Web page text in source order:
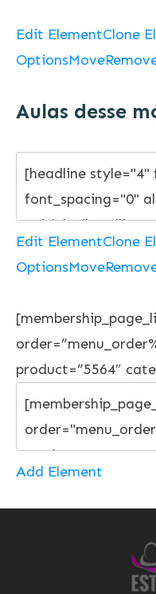
Edit ElementClone
OptionsMove
Aulas desse
Edit ElementClone
OptionsMove
product=”5564″
Add Element